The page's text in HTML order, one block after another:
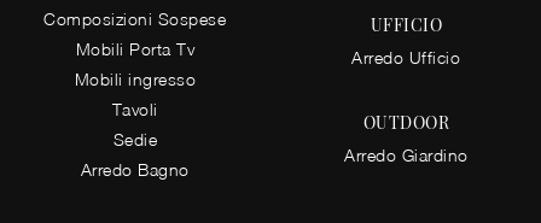
Composizioni Sospese
Mobili Porta Tv
Mobili ingresso
Tavoli
Sedie
Arredo Bagno
UFFICIO
Arredo Ufficio
OUTDOOR
Arredo Giardino